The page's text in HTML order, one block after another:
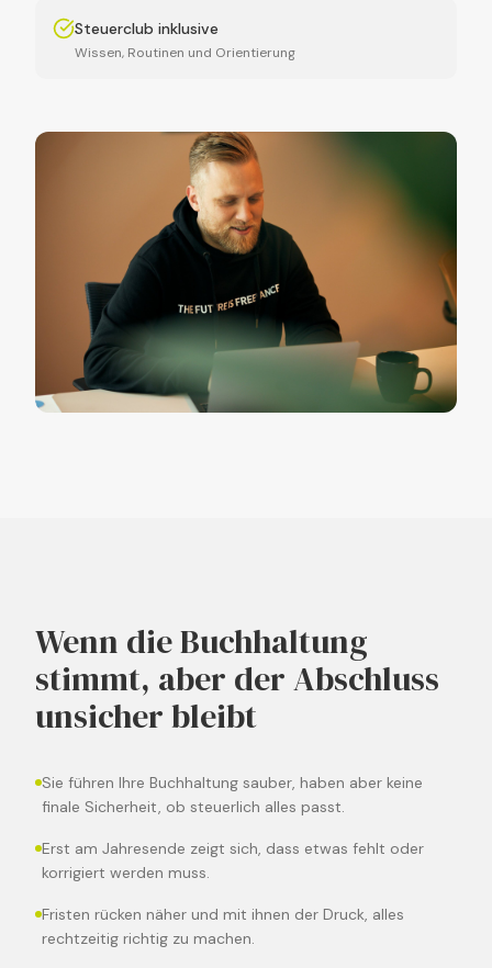
Steuerclub inklusive
Wissen, Routinen und Orientierung
Wenn die Buchhaltung
stimmt, aber der Abschluss
unsicher bleibt
Sie führen Ihre Buchhaltung sauber, haben aber keine
finale Sicherheit, ob steuerlich alles passt.
Erst am Jahresende zeigt sich, dass etwas fehlt oder
korrigiert werden muss.
Fristen rücken näher und mit ihnen der Druck, alles
rechtzeitig richtig zu machen.